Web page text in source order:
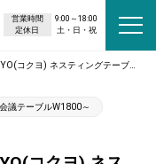
営業時間
9:00～18:00
定休日
土・日・祝
グテーブル 会議テーブルW1800～ 木目（ナチュラル）
会議テーブルW1800～